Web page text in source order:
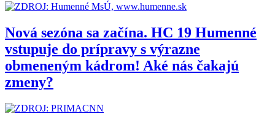
Nová sezóna sa začína. HC 19 Humenné
vstupuje do prípravy s výrazne
obmeneným kádrom! Aké nás čakajú
zmeny?